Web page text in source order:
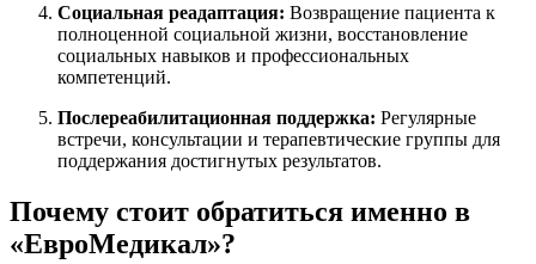
Социальная реадаптация: Возвращение пациента к
полноценной социальной жизни, восстановление
социальных навыков и профессиональных
компетенций.
Послереабилитационная поддержка: Регулярные
встречи, консультации и терапевтические группы для
поддержания достигнутых результатов.
Почему стоит обратиться именно в
«ЕвроМедикал»?